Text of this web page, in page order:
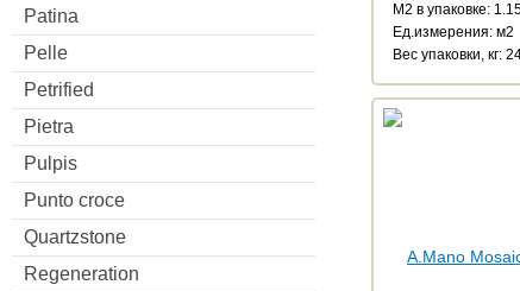
Patina
Pelle
Petrified
Pietra
Pulpis
Punto croce
Quartzstone
Regeneration
М2 в упаковке:
Ед.измерения: м2
Веc упаковки, кг: